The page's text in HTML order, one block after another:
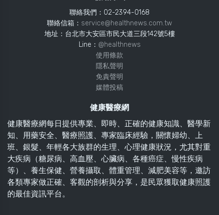
聯絡我們：02-2394-0168
聯絡信箱： service@healthnews.com.tw
地址：台北市大安區市民大道三段142號5樓
Line： @healthnews
使用條款
隱私聲明
免責聲明
媒體投稿
健康醫療網
健康醫療網每日提供專業、即時、正確的健康知識、醫學新
知、用藥安全、醫療照護、專家臨床經驗，關懷婦幼、上
班、銀髮、年輕各大族群的生理、心理健康狀況，尤其對重
大疾病（糖尿病、高血壓、心臟病、各種癌症、慢性疾病
等）、養生保健、營養攝取、體重管理、減肥美容等，邀訪
各類專家做正確、客觀的剖析與分享，是民眾獲取健康照護
的最佳資訊平台。